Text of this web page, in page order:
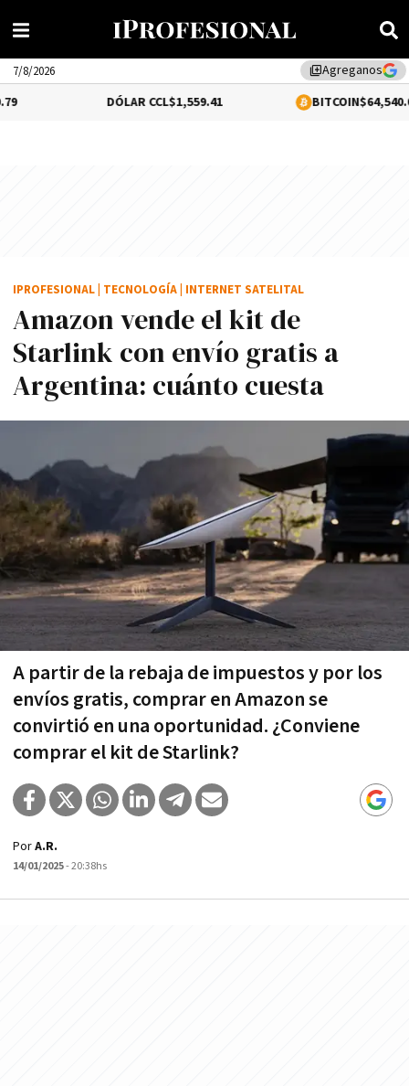
library_addAgreganos
7/8/2026
DÓLAR CCL$1,559.41 BITCOIN$64,540.00
Amazon vende el kit de
Starlink con envío gratis a
Argentina: cuánto cuesta
A partir de la rebaja de impuestos y por los
envíos gratis, comprar en Amazon se
convirtió en una oportunidad. ¿Conviene
comprar el kit de Starlink?
IPROFESIONAL TECNOLOGÍA INTERNET SATELITAL
PorA.R.
14/01/2025- 20:38hs